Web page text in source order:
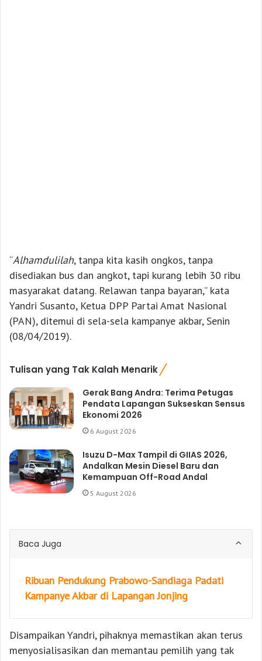
“Alhamdulilah, tanpa kita kasih ongkos, tanpa
disediakan bus dan angkot, tapi kurang lebih 30 ribu
masyarakat datang. Relawan tanpa bayaran,” kata
Yandri Susanto, Ketua DPP Partai Amat Nasional
(PAN), ditemui di sela-sela kampanye akbar, Senin
(08/04/2019).
Tulisan yang Tak Kalah Menarik
Gerak Bang Andra: Terima Petugas
Pendata Lapangan Sukseskan Sensus
Ekonomi 2026
6 August 2026
Isuzu D-Max Tampil di GIIAS 2026,
Andalkan Mesin Diesel Baru dan
Kemampuan Off-Road Andal
5 August 2026
Baca Juga
Ribuan Pendukung Prabowo-Sandiaga Padati
Kampanye Akbar di Lapangan Jonjing
Disampaikan Yandri, pihaknya memastikan akan terus
menyosialisasikan dan memantau pemilih yang tak